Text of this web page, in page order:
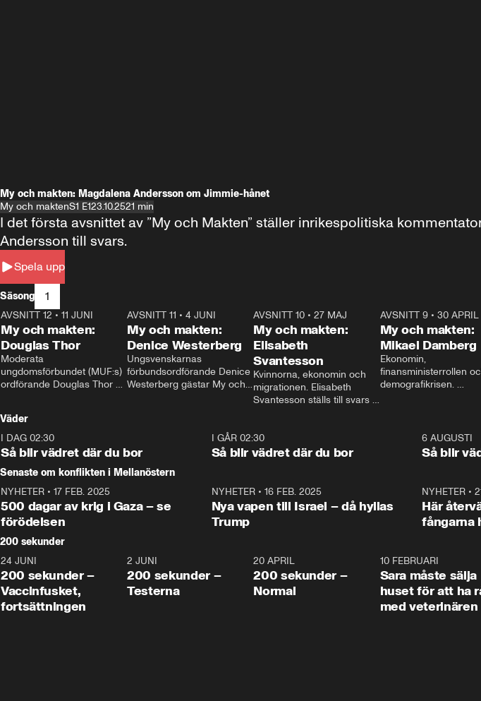
My och makten: Magdalena Andersson om Jimmie-hånet
My och maktenS1 E123.10.2521 min
Spela upp
I det första avsnittet av ”My och Makten” ställer inrikespolitiska
Andersson till svars.
Säsong 1
26:27
AVSNITT 12 • 11 JUNI
My och makten:
Douglas Thor
Moderata
ungdomsförbundet (MUF:s)
ordförande Douglas Thor
tonårsutvisningarna och hur
Moderaterna ska locka
väljare till valet i höst.
23:40
AVSNITT 11 •4 JUNI
My och makten:
Denice Westerberg
Ungsvenskarnas
förbundsordförande Denice
Westerberg gästar My och
AVSNITT 10 •27 MAJ
My och makten:
Elisabeth
Svantesson
Kvinnorna, ekonomin och
migrationen. Elisabeth
Svantesson ställs till svars
AVSNITT 9• 30 APRIL
My och makten:
Mikael Damberg
Ekonomin,
finansministerrollen
demografikrisen.
och Makten.
Väder
I DAG 02:30
Så blir vädret där du bor
1:06
I GÅR 02:30
Så blir vädret där du bor
6 AUGUSTI
Så blir
Senaste om konflikten i Mellanöstern
NYHETER • 17 FEB. 2025
500 dagar av krig i Gaza – se
förödelsen
NYHETER• 16 FEB. 2025
Nya vapen till Israel – då hyllas
Trump
NYHETER •
Här
fångarna
200 sekunder
5:00
24 JUNI
200 sekunder –
Vaccinfusket,
fortsättningen
4:23
2 JUNI
200 sekunder –
Testerna
20 APRIL
200 sekunder –
Normal
10 FEBRUARI
Sara måste sälja
huset för att ha
med veterinären